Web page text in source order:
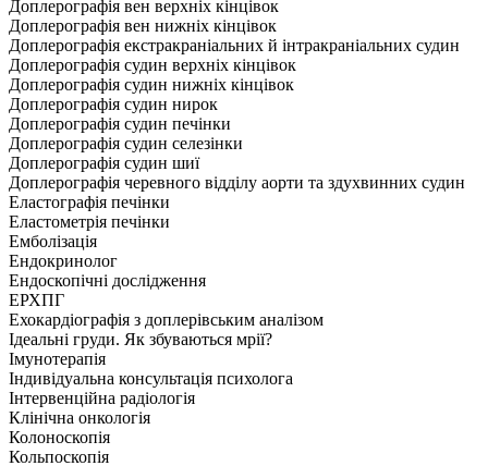
Доплерографія вен верхніх кінцівок
Доплерографія вен нижніх кінцівок
Доплерографія екстракраніальних й інтракраніальних судин
Доплерографія судин верхніх кінцівок
Доплерографія судин нижніх кінцівок
Доплерографія судин нирок
Доплерографія судин печінки
Доплерографія судин селезінки
Доплерографія судин шиї
Доплерографія черевного відділу аорти та здухвинних судин
Еластографія печінки
Еластометрія печінки
Емболізація
Ендокринолог
Ендоскопічні дослідження
ЕРХПГ
Ехокардіографія з доплерівським аналізом
Ідеальні груди. Як збуваються мрії?
Імунотерапія
Індивідуальна консультація психолога
Інтервенційна радіологія
Клінічна онкологія
Колоноскопія
Кольпоскопія